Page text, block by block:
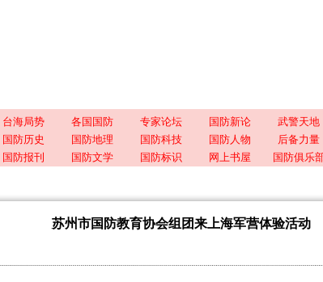
台海局势 各国国防 专家论坛 国防新论 武警天地
国防历史
国防地理 国防科技 国防人物 后备力量
国防报刊
国防文学 国防标识 网上书屋 国防俱乐
苏州市国防教育协会组团来上海军营体验活动